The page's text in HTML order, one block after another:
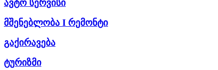
ავტო სერვისი
მშენებლობა I რემონტი
გაქირავება
ტურიზმი